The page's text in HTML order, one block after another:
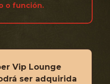
o función.
Vip Lounge
ser adquirida